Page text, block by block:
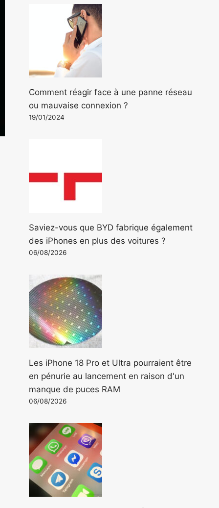
Comment réagir face à une panne réseau
ou mauvaise connexion ?
19/01/2024
Saviez-vous que BYD fabrique également
des iPhones en plus des voitures ?
06/08/2026
Les iPhone 18 Pro et Ultra pourraient être
en pénurie au lancement en raison d'un
manque de puces RAM
06/08/2026